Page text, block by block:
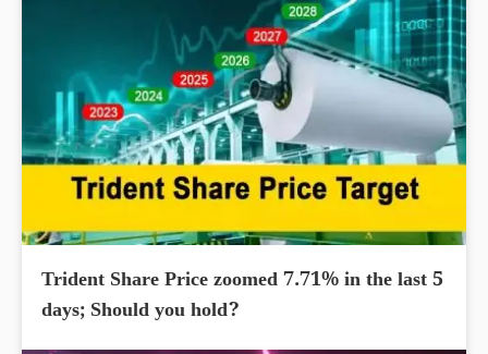
Trident Share Price zoomed 7.71% in the last 5
days; Should you hold?